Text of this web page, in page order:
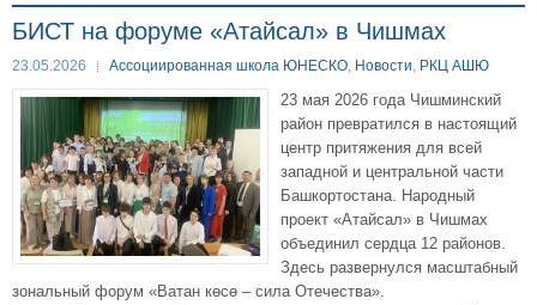
БИСТ на форуме «Атайсал» в Чишмах
23.05.2026 Ассоциированная школа ЮНЕСКО, Новости, РКЦ АШЮ
23 мая 2026 года Чишминский
район превратился в настоящий
центр притяжения для всей
западной и центральной части
Башкортостана. Народный
проект «Атайсал» в Чишмах
объединил сердца 12 районов.
Здесь развернулся масштабный
зональный форум «Ватан көсө – сила Отечества».